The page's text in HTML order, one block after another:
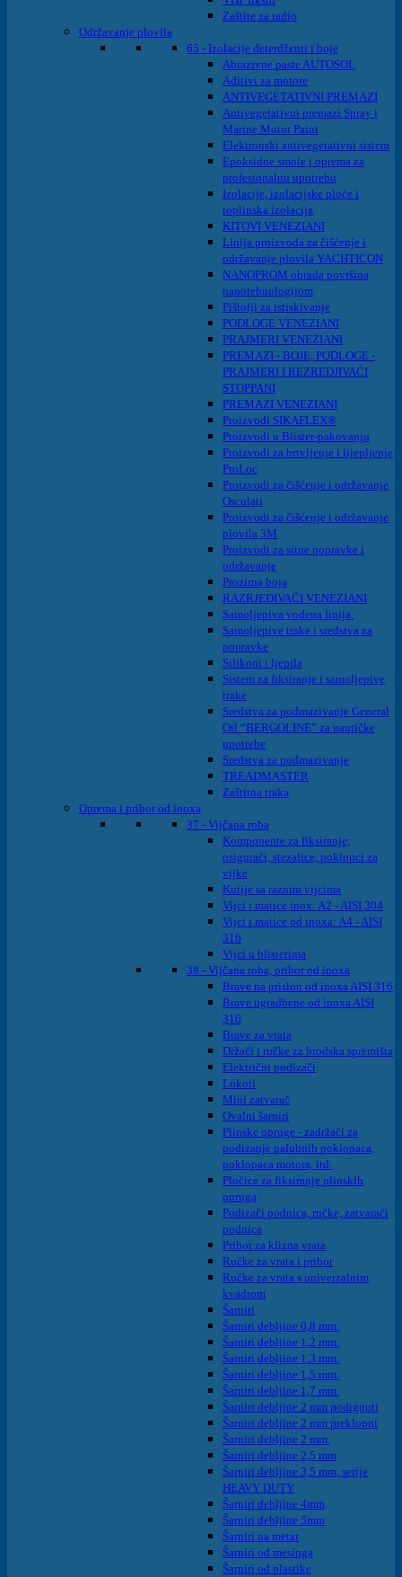
Zaštite za radio
Održavanje plovila
65 - Izolacije deterdženti i boje
Abrazivne paste AUTOSOL
Aditivi za motore
ANTIVEGETATIVNI PREMAZI
Antivegetativni premazi Spray i
Marine Motor Paint
Elektronski antivegetativni sistem
Epoksidne smole i oprema za
profesionalnu upotrebu
Izolacije, izolacijske ploče i
toplinska izolacija
KITOVI VENEZIANI
Linija proizvoda za čišćenje i
održavanje plovila YACHTICON
NANOPROM obrada površina
nanotehnologijom
Pištolji za istiskivanje
PODLOGE VENEZIANI
PRAJMERI VENEZIANI
PREMAZI - BOJE, PODLOGE -
PRAJMERI I REZREDJIVAĆI
STOPPANI
PREMAZI VENEZIANI
Proizvodi SIKAFLEX®
Proizvodi u Blister-pakovanju
Proizvodi za brtvljenje i lijepljenje
ProLoc
Proizvodi za čišćenje i održavanje
Osculati
Proizvodi za čišćenje i održavanje
plovila 3M
Proizvodi za sitne popravke i
održavanje
Prozirna boja
RAZRJEĐIVAČI VENEZIANI
Samoljepiva vodena linija.
Samoljepive trake i sredstva za
popravke
Silikoni i ljepila
Sistem za fiksiranje i samoljepive
trake
Sredstva za podmazivanje General
Oil “BERGOLINE” za nautičke
upotrebe
Sredstva za podmazivanje
TREADMASTER
Zaštitna traka
Oprema i pribor od inoxa
37 - Vijčana roba
Komponente za fiksiranje;
osigurači, stezalice, poklopci za
vijke
Kutije sa raznim vijcima
Vijci i matice inox: A2 - AISI 304
Vijci i matice od inoxa: A4 - AISI
316
Vijci u blisterima
38 - Vijčana roba, pribor od inoxa
Brave na prislon od inoxa AISI 316
Brave ugradbene od inoxa AISI
316
Brave za vrata
Držači i ručke za brodska spremišta
Električni podizači
Lokoti
Mini zatvarač
Ovalni šarniri
Plinske opruge - zadržači za
podizanje palubnih poklopaca,
poklopaca motora, itd.
Pločice za fiksiranje plinskih
opruga
Podizači podnica, ručke, zatvarači
podnica
Pribor za klizna vrata
Ručke za vrata i pribor
Ručke za vrata s univerzalnim
kvadrom
Šarniri
Šarniri debljine 0,8 mm.
Šarniri debljine 1,2 mm.
Šarniri debljine 1,3 mm.
Šarniri debljine 1,5 mm.
Šarniri debljine 1,7 mm.
Šarniri debljine 2 mm podignuti
Šarniri debljine 2 mm preklopni
Šarniri debljine 2 mm.
Šarniri debljine 2,5 mm
Šarniri debljine 3,5 mm, serije
HEAVY DUTY
Šarniri debljine 4mm
Šarniri debljine 5mm
Šarniri na metar
Šarniri od mesinga
Šarniri od plastike